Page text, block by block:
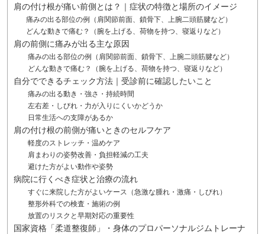
肩の付け根が痛い前側とは？｜症状の特徴と場所のイメージ
痛みの出る部位の例（肩関節前面、鎖骨下、上腕二頭筋腱など）
どんな動きで痛む？（腕を上げる、荷物を持つ、寝返りなど）
肩の前側に痛みが出る主な原因
痛みの出る部位の例（肩関節前面、鎖骨下、上腕二頭筋腱など）
どんな動きで痛む？（腕を上げる、荷物を持つ、寝返りなど）
自分でできるチェック方法｜受診前に確認したいこと
痛みの出る動き・強さ・持続時間
左右差・しびれ・力が入りにくいかどうか
日常生活への支障があるか
肩の付け根の前側が痛いときのセルフケア
軽度のストレッチ・温めケア
肩まわりの姿勢改善・負担軽減の工夫
避けた方がよい動作や姿勢
病院に行くべき症状と治療の流れ
すぐに来院した方がよいケース（急激な腫れ・激痛・しびれ）
整形外科での検査・施術の例
放置のリスクと早期対応の重要性
国家資格「柔道整復師」・身体のプロパーソナルジムトレーナ